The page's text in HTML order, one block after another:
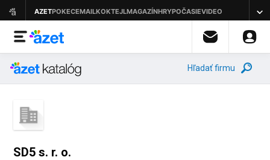
Hľadať firmu
SD5 s. r. o.